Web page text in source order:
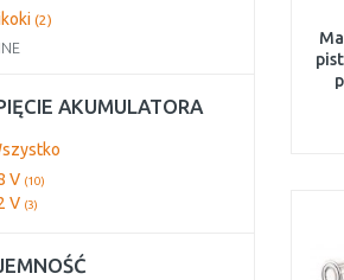
(2)
PROFESSIONAL
(1)AKUMULATORA
V (10)
V (3)